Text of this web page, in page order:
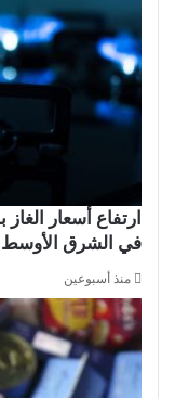
ارتفاع أسعار
في الشرق الأوسط
منذ أسبوعين